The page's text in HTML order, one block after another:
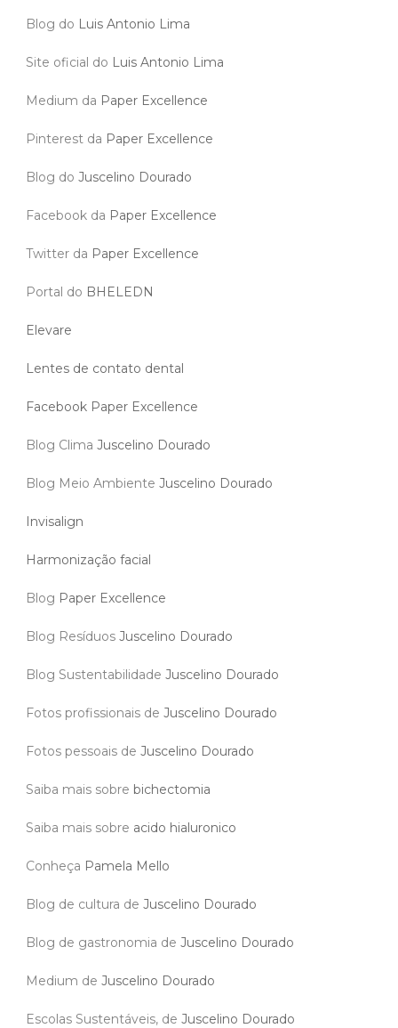
Blog do Luis Antonio Lima
Site oficial do Luis Antonio Lima
Medium da Paper Excellence
Pinterest da Paper Excellence
Blog do Juscelino Dourado
Facebook da Paper Excellence
Twitter da Paper Excellence
Portal do BHELEDN
Elevare
Lentes de contato dental
Facebook Paper Excellence
Blog Clima Juscelino Dourado
Blog Meio Ambiente Juscelino Dourado
Invisalign
Harmonização facial
Blog Paper Excellence
Blog Resíduos Juscelino Dourado
Blog Sustentabilidade Juscelino Dourado
Fotos profissionais de Juscelino Dourado
Fotos pessoais de Juscelino Dourado
Saiba mais sobre bichectomia
Saiba mais sobre acido hialuronico
Conheça Pamela Mello
Blog de cultura de Juscelino Dourado
Blog de gastronomia de Juscelino Dourado
Medium de Juscelino Dourado
Escolas Sustentáveis, de Juscelino Dourado